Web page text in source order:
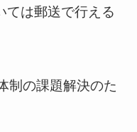
ては郵送で行える
制の課題解決のた